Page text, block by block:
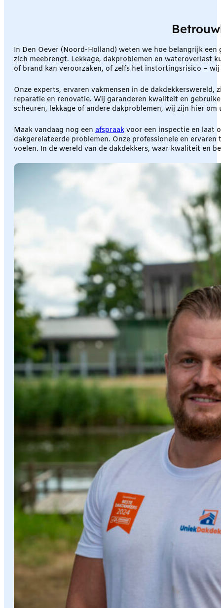
In Den Oever (Noord-Holland) weten we hoe belangrijk
zich meebrengt. Lekkage, dakproblemen en wateroverlast
of brand kan veroorzaken, of zelfs het instortingsrisico –
Onze experts, ervaren vakmensen in de
reparatie en renovatie. Wij garanderen kwaliteit en
scheuren, lekkage of andere dakproblemen, wij zijn hier om
Maak vandaag nog een afspraak voor een inspectie en laat
dakgerelateerde problemen. Onze professionele en
voelen. In de wereld van de dakdekkers, waar kwaliteit en